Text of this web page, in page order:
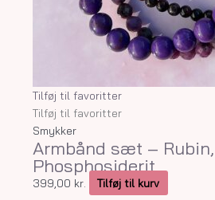
Tilføj til favoritter
Tilføj til favoritter
Smykker
Armbånd sæt –
Phosphosiderit
399,00 kr. Tilføj til kurv